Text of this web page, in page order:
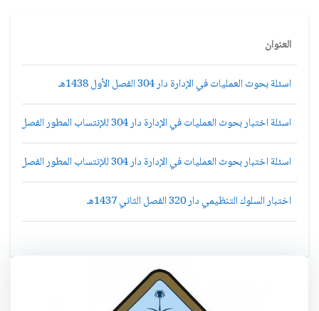
العنوان
اسئلة بحوث العمليات في الإدارة دار 304 الفصل الأول 1438هـ
اسئلة اختبار بحوث العمليات في الإدارة دار 304 للإنتساب المطور الفصل الدراسي الثاني 1435هـ
اسئلة اختبار بحوث العمليات في الإدارة دار 304 للإنتساب المطور الفصل الدراسي الأول 1436هـ
اختبار السلوك التنظيمي دار 320 الفصل الثاني 1437هـ